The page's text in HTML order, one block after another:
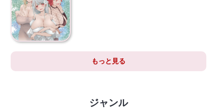
もっと見る
ジャンル